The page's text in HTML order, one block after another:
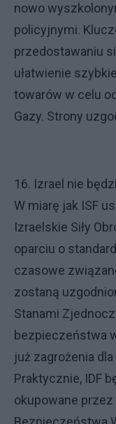
nowo
policyjnymi.
przedostawaniu
ułatwienie
towarów w celu
Gazy. Strony
16. Izrael nie
W miarę jak ISF
Izraelskie Siły
oparciu o
czasowe
zostaną
Stanami
bezpieczeństwa
już zagrożenia
Praktycznie, IDF
okupowane przez